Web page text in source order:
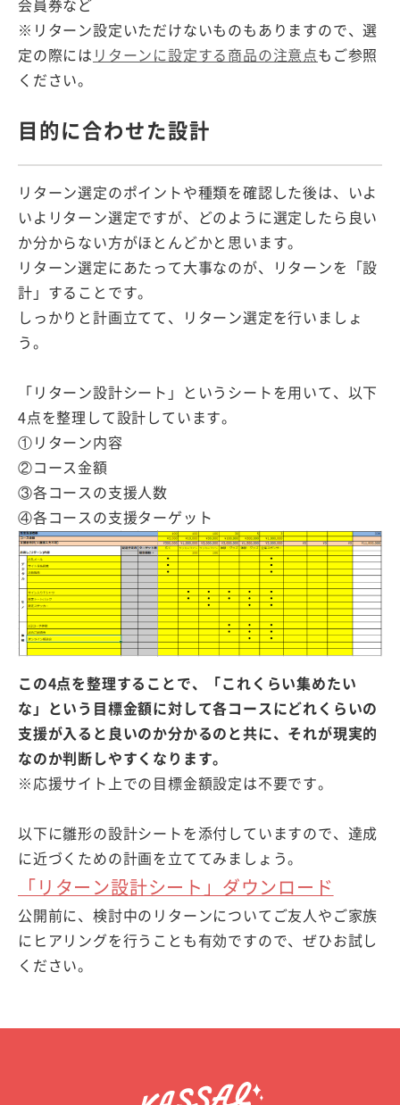
会員券など
※リターン設定いただけないものもありますので、選
定の際には リターンに設定する商品の注意点もご参照
ください。
目的に合わせた設計
リターン選定のポイントや種類を確認した後は、いよ
いよリターン選定ですが、どのように選定したら良い
か分からない方がほとんどかと思います。
リターン選定にあたって大事なのが、リターンを「設
計」することです。
しっかりと計画立てて、リターン選定を行いましょ
う。
「リターン設計シート」というシートを用いて、以下
4点を整理して設計しています。
①リターン内容
②コース金額
③各コースの支援人数
④各コースの支援ターゲット
この4点を整理することで、「これくらい集めたい
な」という目標金額に対して各コースにどれくらいの
支援が入ると良いのか分かるのと共に、それが現実的
なのか判断しやすくなります。
※応援サイト上での目標金額設定は不要です。
以下に雛形の設計シートを添付していますので、達成
に近づくための計画を立ててみましょう。
「リターン設計シート」ダウンロード
公開前に、検討中のリターンについてご友人やご家族
にヒアリングを行うことも有効ですので、ぜひお試し
ください。